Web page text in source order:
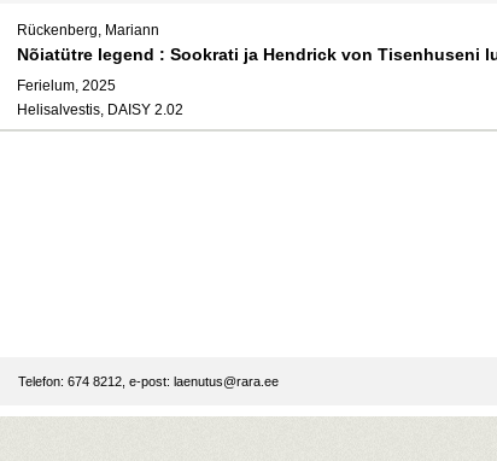
Rückenberg, Mariann
Nõiatütre legend : Sookrati ja Hendrick von Tisenhuseni
Ferielum, 2025
Helisalvestis, DAISY 2.02
Telefon: 674 8212, e-post: laenutus@rara.ee